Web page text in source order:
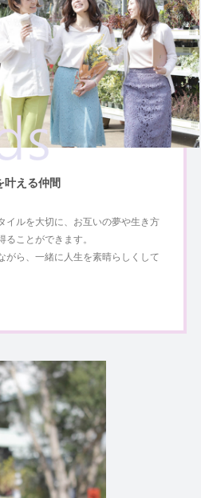
叶える仲間
イルを大切に、お互いの夢や生き方
ることができます。
がら、一緒に人生を素晴らしくして